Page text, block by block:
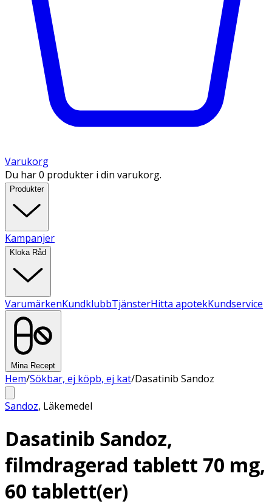
Varukorg
Du har 0 produkter i din varukorg.
Produkter
Kampanjer
Kloka Råd
VarumärkenKundklubbTjänsterHitta apotekKundservice
Mina Recept
Hem/Sökbar, ej köpb, ej kat/Dasatinib Sandoz
Sandoz, Läkemedel
Dasatinib Sandoz,
filmdragerad tablett 70 mg,
60 tablett(er)